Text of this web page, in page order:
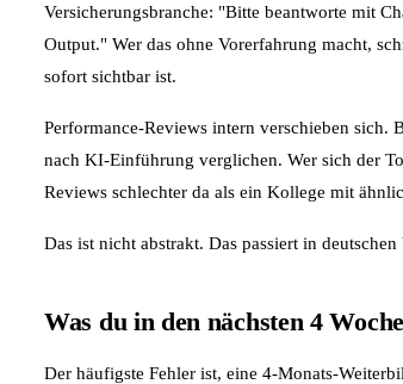
Versicherungsbranche: "Bitte beantworte mit
Output." Wer das ohne Vorerfahrung macht,
sofort sichtbar ist.
Performance-Reviews intern verschieben
nach KI-Einführung verglichen. Wer sich der
Reviews schlechter da als ein Kollege mit
Das ist nicht abstrakt. Das passiert in
Was du in den nächsten 4
Der häufigste Fehler ist, eine 4-Monats-